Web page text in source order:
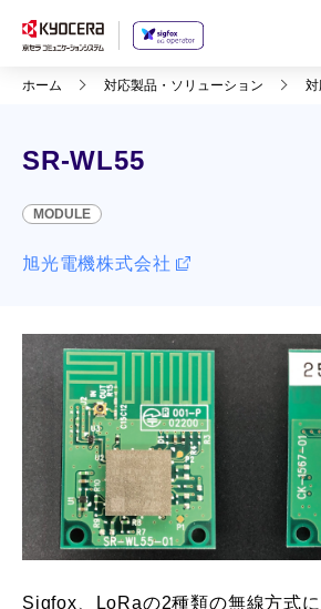
ホーム 対応製品・ソリューション
SR-WL55
MODULE
旭光電機株式会社
Sigfox、LoRaの2種類の無線方式